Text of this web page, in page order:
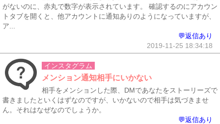
がないのに、赤丸で数字が表示されています。 確認するのにアカウン
トタブを開くと、他アカウントに通知ありのようになっていますが、
ア...
💬返信あり
2019-11-25 18:34:18
インスタグラム
メンション通知相手にいかない
相手をメンションした際、DMであなたをストーリーズで
書きましたといくはずなのですが、いかないので相手は気づきませ
ん。それはなぜなのでしょうか。
💬返信あり